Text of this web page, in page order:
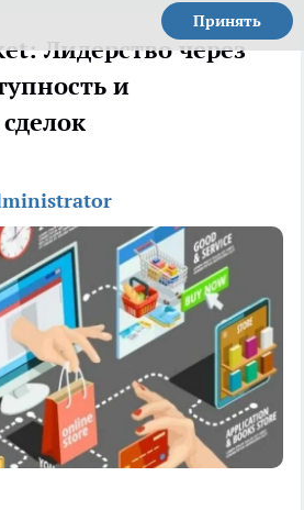
Принять
Лидерство через
и